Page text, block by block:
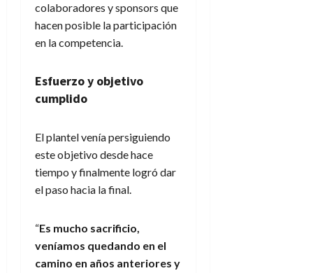
colaboradores y sponsors que
hacen posible la participación
en la competencia.
Esfuerzo y objetivo
cumplido
El plantel venía persiguiendo
este objetivo desde hace
tiempo y finalmente logró dar
el paso hacia la final.
“Es mucho sacrificio,
veníamos quedando en el
camino en años anteriores y